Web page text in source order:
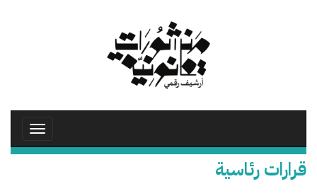
Toggle
قرارات رئاسية